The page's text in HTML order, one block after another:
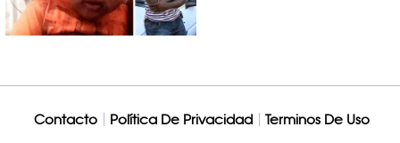
Contacto Política De Privacidad Terminos De Uso